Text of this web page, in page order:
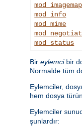
mod_imagemap
mod_info
mod_mime
mod_status
Bir eylemcibir
Normalde tüm
Eylemciler,
hem dosya
Eylemciler
şunlardır: